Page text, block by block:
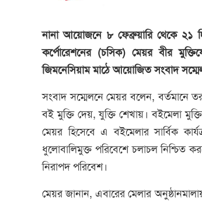
নানা আয়োজনে ৮ ফেব্রুয়ারি থেকে ২১
কর্পোরেশনের (চসিক) মেয়র বীর
জিমনেসিয়াম মাঠে আয়োজিত সংবাদ
সংবাদ সম্মেলনে মেয়র বলেন, বর্তমানে
বই মুক্তি দেয়, যুক্তি শেখায়। বইমেলা
মেয়র হিসেবে এ বইমেলার সার্বিক
ধুলোবালিমুক্ত পরিবেশে চলাচল নিশ্চিত
নিরাপদ পরিবেশ।
মেয়র জানান, এবারের মেলার